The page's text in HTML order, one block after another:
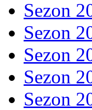
Sezon
Sezon
Sezon
Sezon
Sezon